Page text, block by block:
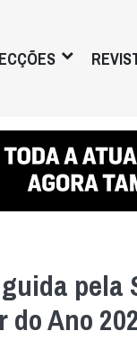
pela
do Ano